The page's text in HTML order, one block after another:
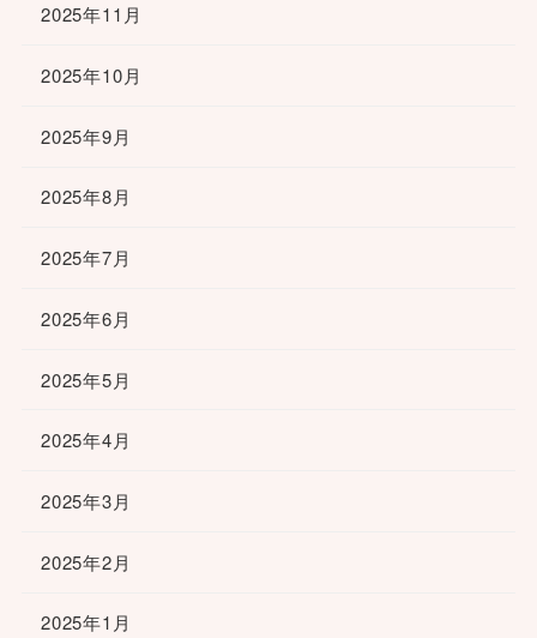
2025年11月
2025年10月
2025年9月
2025年8月
2025年7月
2025年6月
2025年5月
2025年4月
2025年3月
2025年2月
2025年1月